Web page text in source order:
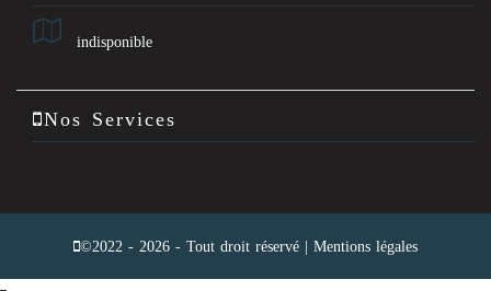
indisponible
Nos Services
©2022 - 2026 - Tout droit réservé | Mentions légales